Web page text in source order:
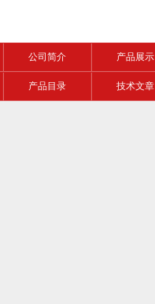
公司简介 产品展示
产品目录 技术文章